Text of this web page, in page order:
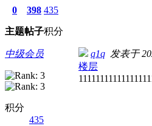
0
主题
398
帖子
435
积分
中级会员
积分
435
q1q 发表于
楼层